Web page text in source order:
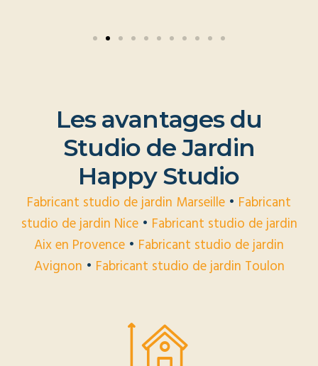
Les avantages du
Studio deJardin
Happy Studio
Fabricant studio de jardin Marseille • Fabricant
studio de jardin Nice• Fabricant studio de jardin
Aix en Provence • Fabricant studio de jardin
Avignon • Fabricant studio de jardin Toulon